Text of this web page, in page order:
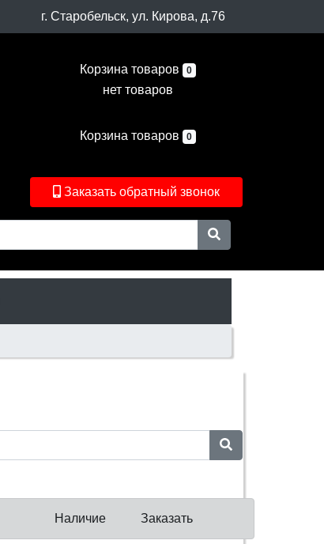
г. Старобельск, ул. Кирова, д.76
Корзина товаров 0
нет товаров
Корзина товаров 0
Заказать обратный звонок
Наличие Заказать